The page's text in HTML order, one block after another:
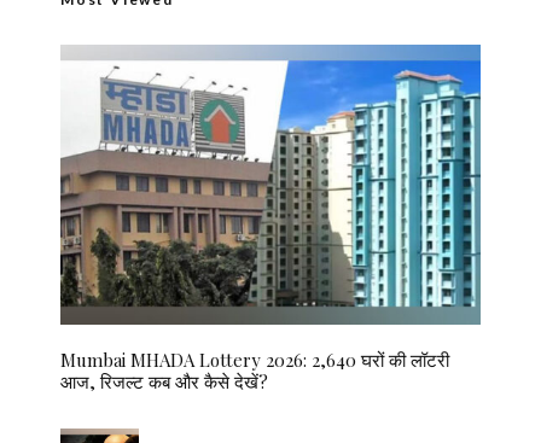
Mumbai MHADA Lottery 2026: 2,640 घरों की लॉटरी
आज, रिजल्ट कब और कैसे देखें?